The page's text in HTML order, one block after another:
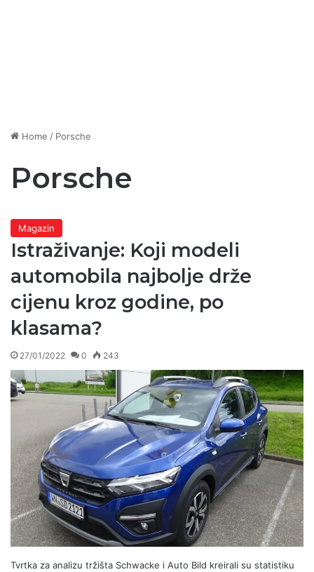
Home / Porsche
Porsche
Magazin
Istraživanje: Koji modeli
automobila najbolje drže
cijenu kroz godine, po
klasama?
27/01/2022 0 243
Tvrtka za analizu tržišta Schwacke i Auto Bild kreirali su statistiku